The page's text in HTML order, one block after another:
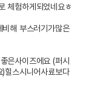
체험하게되었네요ㅎ
해 부스러기가많은
은사이즈에요 (퍼시
힐스시니어사료보다